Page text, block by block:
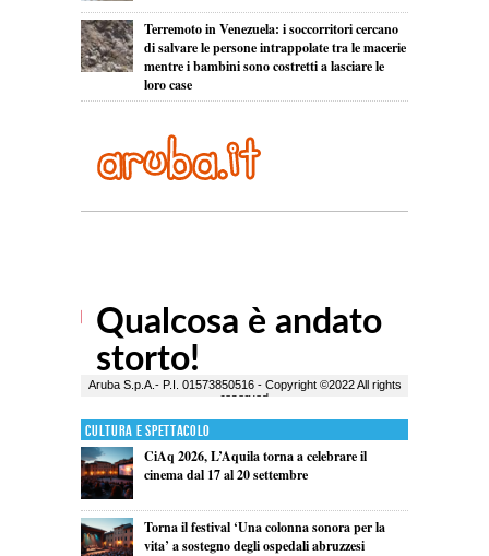
Terremoto in Venezuela: i soccorritori cercano
di salvare le persone intrappolate tra le macerie
mentre i bambini sono costretti a lasciare le
loro case
Cultura e Spettacolo
CiAq 2026, L’Aquila torna a celebrare il
cinema dal 17 al 20 settembre
Torna il festival ‘Una colonna sonora per la
vita’ a sostegno degli ospedali abruzzesi